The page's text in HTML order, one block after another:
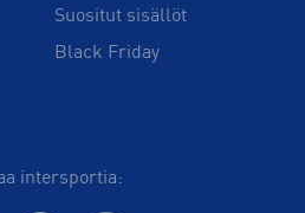
Suositut sisällöt
Black Friday
intersportia: